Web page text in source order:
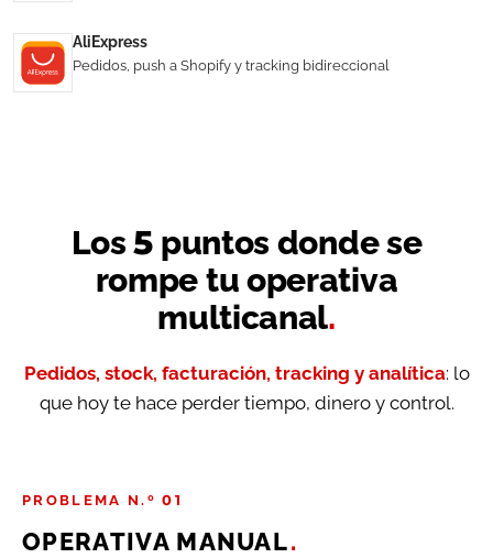
AliExpress
Pedidos, push a Shopify y tracking bidireccional
Los 5 puntos donde se
rompe tu operativa
multicanal.
Pedidos, stock, facturación, tracking y analítica: lo
que hoy te hace perder tiempo, dinero y control.
PROBLEMA N.º 01
OPERATIVA MANUAL.